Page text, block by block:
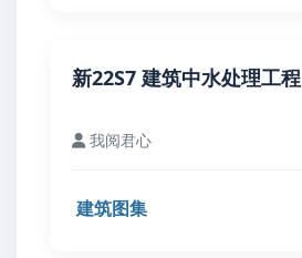
新22S7 建筑中水处理工程
我阅君心
建筑图集